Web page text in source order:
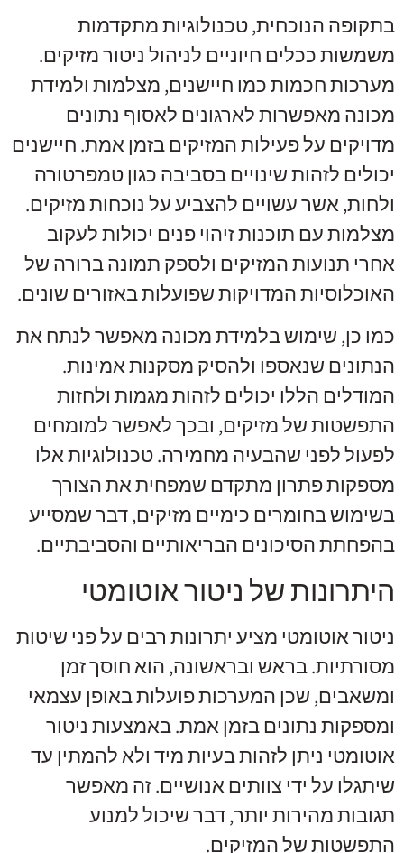
בתקופה הנוכחית, טכנולוגיות מתקדמות
משמשות ככלים חיוניים לניהול ניטור מזיקים.
מערכות חכמות כמו חיישנים, מצלמות ולמידת
מכונה מאפשרות לארגונים לאסוף נתונים
מדויקים על פעילות המזיקים בזמן אמת. חיישנים
יכולים לזהות שינויים בסביבה כגון טמפרטורה
ולחות, אשר עשויים להצביע על נוכחות מזיקים.
מצלמות עם תוכנות זיהוי פנים יכולות לעקוב
אחרי תנועות המזיקים ולספק תמונה ברורה של
האוכלוסיות המדויקות שפועלות באזורים שונים.
כמו כן, שימוש בלמידת מכונה מאפשר לנתח את
הנתונים שנאספו ולהסיק מסקנות אמינות.
המודלים הללו יכולים לזהות מגמות ולחזות
התפשטות של מזיקים, ובכך לאפשר למומחים
לפעול לפני שהבעיה מחמירה. טכנולוגיות אלו
מספקות פתרון מתקדם שמפחית את הצורך
בשימוש בחומרים כימיים מזיקים, דבר שמסייע
בהפחתת הסיכונים הבריאותיים והסביבתיים.
היתרונות של ניטור אוטומטי
ניטור אוטומטי מציע יתרונות רבים על פני שיטות
מסורתיות. בראש ובראשונה, הוא חוסך זמן
ומשאבים, שכן המערכות פועלות באופן עצמאי
ומספקות נתונים בזמן אמת. באמצעות ניטור
אוטומטי ניתן לזהות בעיות מיד ולא להמתין עד
שיתגלו על ידי צוותים אנושיים. זה מאפשר
תגובות מהירות יותר, דבר שיכול למנוע
התפשטות של המזיקים.